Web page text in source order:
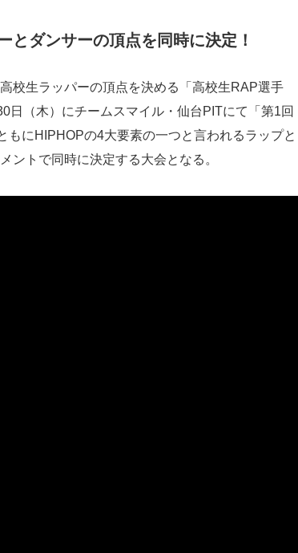
とダンサーの頂点を同時に決定！
校生ラッパーの頂点を決める「高校生RAP選手
日（木）にチームスマイル・仙台PITにて「第1回
にHIPHOPの4大要素の一つと言われるラップと
ントで同時に決定する大会となる。